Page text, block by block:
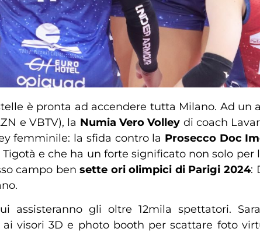
è pronta ad accendere tutta Milano. Ad un
e VBTV), la Numia Vero Volley di coach
femminile: la sfida contro la Prosecco Doc
e che ha un forte significato non solo
campo bensette ori olimpici di Parigi 2024:
assisteranno gli oltre 12mila spettatori.
visori 3D e photo booth per scattare foto